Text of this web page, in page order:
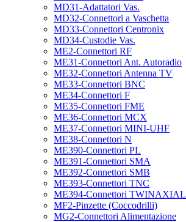
MD31-Adattatori Vas.
MD32-Connettori a Vaschetta
MD33-Connettori Centronix
MD34-Custodie Vas.
ME2-Connettori RF
ME31-Connettori Ant. Autoradio
ME32-Connettori Antenna TV
ME33-Connettori BNC
ME34-Connettori F
ME35-Connettori FME
ME36-Connettori MCX
ME37-Connettori MINI-UHF
ME38-Connettori N
ME390-Connettori PL
ME391-Connettori SMA
ME392-Connettori SMB
ME393-Connettori TNC
ME394-Connettori TWINAXIAL
MF2-Pinzette (Coccodrilli)
MG2-Connettori Alimentazione